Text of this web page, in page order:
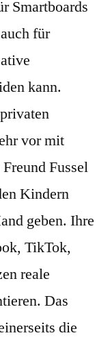
Smartboards
für
kann.
vor mit
Fussel
Kindern
geben. Ihre
TikTok,
reale
Das
die